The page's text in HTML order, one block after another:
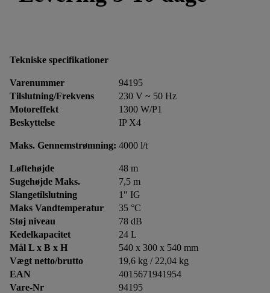
Tekniske specifikationer
Varenummer
94195
Tilslutning/Frekvens
230 V ~ 50 Hz
Motoreffekt
1300 W/P1
Beskyttelse
IP X4
Maks. Gennemstrømning: 4000 l/t
Løftehøjde
48 m
Sugehøjde Maks.
7,5 m
Slangetilslutning
1" IG
Maks Vandtemperatur
35 °C
Støj niveau
78 dB
Kedelkapacitet
24 L
Mål L x B x H
540 x 300 x 540 mm
Vægt netto/brutto
19,6 kg / 22,04 kg
EAN
4015671941954
Vare-Nr
94195